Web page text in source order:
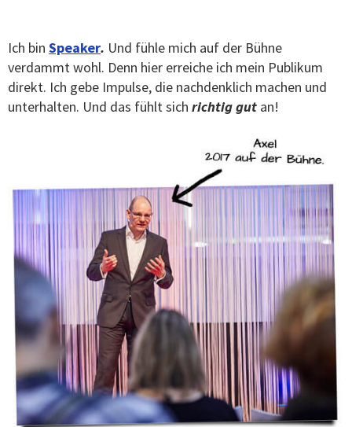
Ich bin Speaker. Und fühle mich auf der Bühne
verdammt wohl. Denn hier erreiche ich mein Publikum
direkt. Ich gebe Impulse, die nachdenklich machen und
unterhalten. Und das fühlt sich richtig gut an!